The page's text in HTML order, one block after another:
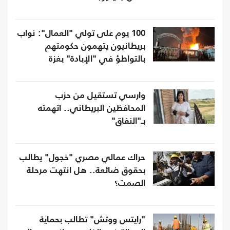
100 يوم على تولي "العمال": نواب
بريطانيون يتهمون حكومتهم
بالتواطؤ في "الإبادة" بغزة
وارسي تستقيل من حزب
المحافظين البريطاني.. اتهمته
بـ"النفاق"
حراك عمالي مصري "خجول" يطالب
بحقوق ضائعة.. هل انتهت مرحلة
الصمت؟
"رايتس ووتش" تطالب بحماية